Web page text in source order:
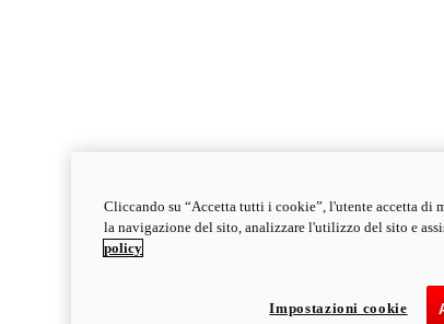
Cliccando su “Accetta tutti i cookie”, l'utente accetta di
la navigazione del sito, analizzare l'utilizzo del sito e
policy
Impostazioni cookie